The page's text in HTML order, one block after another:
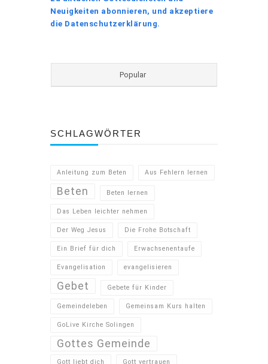
Neuigkeiten abonnieren, und akzeptiere
die Datenschutzerklärung.
Popular
SCHLAGWÖRTER
Anleitung zum Beten Aus Fehlern lernen
Beten Beten lernen
Das Leben leichter nehmen
Der Weg Jesus Die Frohe Botschaft
Ein Brief für dich Erwachsenentaufe
Evangelisation evangelisieren
Gebet Gebete für Kinder
Gemeindeleben Gemeinsam Kurs halten
GoLive Kirche Solingen
Gottes Gemeinde
Gott liebt dich Gott vertrauen